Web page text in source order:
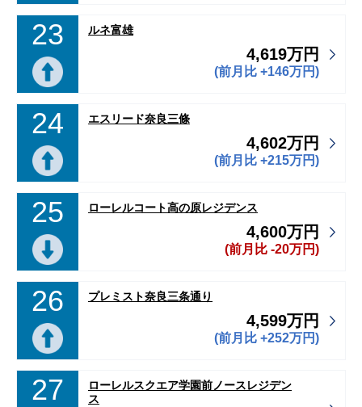
23 ルネ富雄
4,619万円
(前月比 +146万円)
24 エスリード奈良三條
4,602万円
(前月比 +215万円)
25 ローレルコート高の原レジデンス
4,600万円
(前月比 -20万円)
26 プレミスト奈良三条通り
4,599万円
(前月比 +252万円)
27
ローレルスクエア学園前ノースレジデン
ス